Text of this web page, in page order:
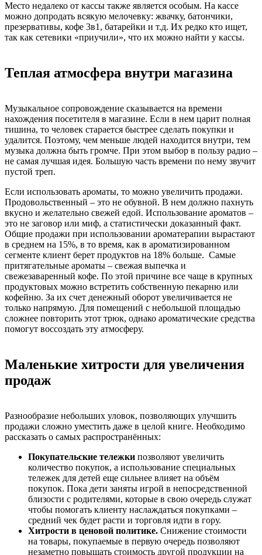
Место недалеко от кассы также является особым. На кассе
можно допродать всякую мелочевку: жвачку, батончики,
презервативы, кофе 3в1, батарейки и т.д. Их редко кто ищет,
так как сетевики «приучили», что их можно найти у кассы.
Теплая атмосфера внутри магазина
Музыкальное сопровождение сказывается на времени
нахождения посетителя в магазине. Если в нем царит полная
тишина, то человек старается быстрее сделать покупки и
удалится. Поэтому, чем меньше людей находится внутри, тем
музыка должна быть громче. При этом выбор в пользу радио –
не самая лучшая идея. Большую часть времени по нему звучит
пустой треп.
Если использовать ароматы, то можно увеличить продажи.
Продовольственный – это не обувной. В нем должно пахнуть
вкусно и желательно свежей едой. Использование ароматов –
это не заговор или миф, а статистически доказанный факт.
Общие продажи при использовании ароматерапии вырастают
в среднем на 15%, в то время, как в ароматизированном
сегменте клиент берет продуктов на 18% больше. Самые
притягательные ароматы – свежая выпечка и
свежезаваренный кофе. По этой причине все чаще в крупных
продуктовых можно встретить собственную пекарню или
кофейню. За их счет денежный оборот увеличивается не
только напрямую. Для помещений с небольшой площадью
сложнее повторить этот трюк, однако ароматические средства
помогут воссоздать эту атмосферу.
Маленькие хитрости для увеличения
продаж
Разнообразие небольших уловок, позволяющих улучшить
продажи сложно уместить даже в целой книге. Необходимо
рассказать о самых распространённых:
Покупательские тележки позволяют увеличить
количество покупок, а использование специальных
тележек для детей еще сильнее влияет на объём
покупок. Пока дети заняты игрой в непосредственной
близости с родителями, которые в свою очередь служат
чтобы помогать клиенту наслаждаться покупками –
средний чек будет расти и торговля идти в гору.
Хитрости в ценовой политике. Снижение стоимости
на товары, покупаемые в первую очередь позволяют
незаметно повышать стоимость другой продукции на